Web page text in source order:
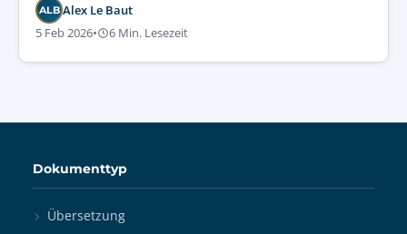
Dokumentation.
ALB Alex Le Baut
5 Feb 2026• 6 Min. Lesezeit
Dokumenttyp
Übersetzung